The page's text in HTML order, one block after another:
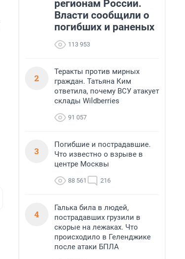
регионам России.
Власти сообщили о
погибших и раненых
113 953
2
Теракты против мирных
граждан. Татьяна Ким
ответила, почему ВСУ атакует
склады Wildberries
91 057
3
Погибшие и пострадавшие.
Что известно о взрыве в
центре Москвы
88 561 216
4
Галька била в людей,
пострадавших грузили в
скорые на лежаках. Что
происходило в Геленджике
после атаки БПЛА